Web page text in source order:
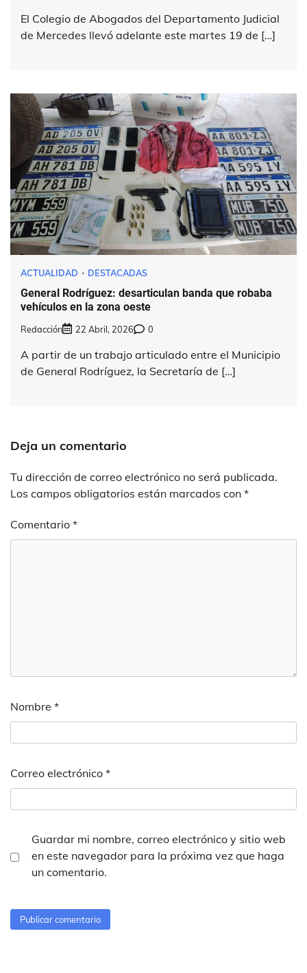
El Colegio de Abogados del Departamento Judicial
de Mercedes llevó adelante este martes 19 de […]
ACTUALIDAD DESTACADAS
General Rodríguez: desarticulan banda que robaba
vehículos en la zona oeste
Redacción 22 Abril, 2026 0
A partir de un trabajo articulado entre el Municipio
de General Rodríguez, la Secretaría de […]
Deja un comentario
Tu dirección de correo electrónico no será publicada.
Los campos obligatorios están marcados con *
Comentario *
Nombre *
Correo electrónico *
Guardar mi nombre, correo electrónico y sitio web
en este navegador para la próxima vez que haga
un comentario.